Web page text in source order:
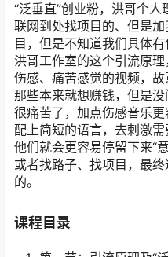
“泛垂直”创业粉，洪哥个
联网到处找项目的、但是
目，但是不知道我们具体有
洪哥工作室的这个引流原
伤感、痛苦感觉的视频，故
那些本来就想赚钱，但是
很痛苦了，加点伤感音乐
配上简短的语言，去刺激需
他们就会更容易停留下来“
或者找路子、找项目，最
的。
课程目录